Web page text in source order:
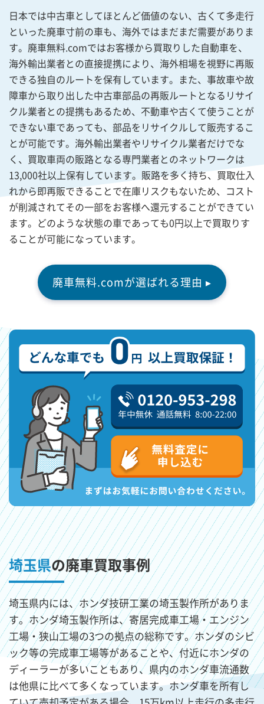
日本では中古車としてほとんど価値のない、古くて多走行
といった廃車寸前の車も、海外ではまだまだ需要がありま
す。廃車無料.comではお客様から買取りした自動車を、
海外輸出業者との直接提携により、海外相場を視野に再販
できる独自のルートを保有しています。また、事故車や故
障車から取り出した中古車部品の再販ルートとなるリサイ
クル業者との提携もあるため、不動車や古くて使うことが
できない車であっても、部品をリサイクルして販売するこ
とが可能です。海外輸出業者やリサイクル業者だけでな
く、買取車両の販路となる専門業者とのネットワークは
13,000社以上保有しています。販路を多く持ち、買取仕入
れから即再販できることで在庫リスクもないため、コスト
が削減されてその一部をお客様へ還元することができてい
ます。どのような状態の車であっても0円以上で買取りす
ることが可能になっています。
廃車無料.comが選ばれる理由 ▸
埼玉県の廃車買取事例
埼玉県内には、ホンダ技研工業の埼玉製作所がありま
す。ホンダ埼玉製作所は、寄居完成車工場・エンジン
工場・狭山工場の3つの拠点の総称です。ホンダのシビ
ック等の完成車工場等があることや、付近にホンダの
ディーラーが多いこともあり、県内のホンダ車流通数
は他県に比べて多くなっています。ホンダ車を所有し